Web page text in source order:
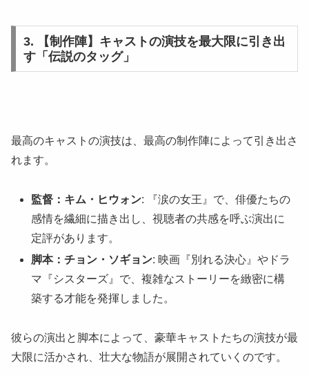
3. 【制作陣】キャストの演技を最大限に引き出
す「伝説のタッグ」
最高のキャストの演技は、最高の制作陣によって引き出さ
れます。
監督：キム・ヒウォン: 『涙の女王』で、俳優たちの
感情を繊細に描き出し、視聴者の共感を呼ぶ演出に
定評があります。
脚本：チョン・ソギョン: 映画『別れる決心』やドラ
マ『シスターズ』で、複雑なストーリーを緻密に構
築する才能を発揮しました。
彼らの演出と脚本によって、豪華キャストたちの演技が最
大限に活かされ、壮大な物語が展開されていくのです。